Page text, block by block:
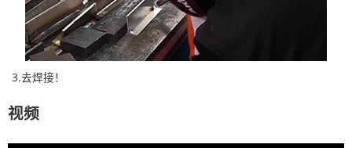
3.去焊接！
视频